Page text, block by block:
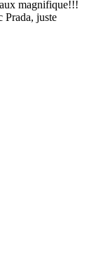
magnifique!!!
Prada, juste